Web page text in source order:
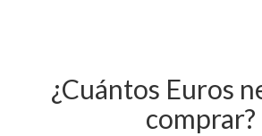
¿Cuántos Euros
comprar?